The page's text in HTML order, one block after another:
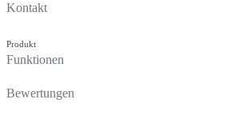
Kontakt
Produkt
Funktionen
Bewertungen